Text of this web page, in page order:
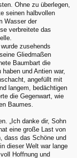
Ohne zu überlegen,
seinen halbvollen
Wasser der
verbreitete das
zusehends
Gliedmaßen
Baumbart die
und Antien war,
angefüllt mit
langem, bedächtigen
die Gegenwart, wie
Baumes.
„Ich danke dir, Sohn
eine große Last von
dass das Schöne und
dieser Welt war lange
Hoffnung und